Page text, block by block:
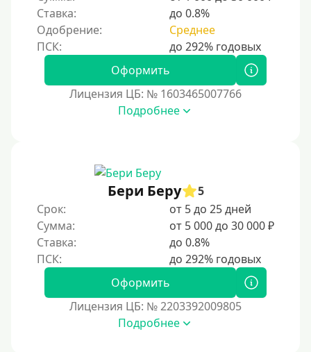
За 5 минут
За 10 минут
За 15 минут
За час
В день обращения
Возраст
С 17 лет
С 18 лет
Ставка:
до 0.8%
Одобрение:
Среднее
Оформить
Лицензия ЦБ: № 1603465007766
Подробнее
Бери Беру
5
Срок:
от 5 до 25 дней
Сумма:
от 5 000 до 30 000 ₽
Ставка:
до 0.8%
Оформить
Лицензия ЦБ: № 2203392009805
Подробнее